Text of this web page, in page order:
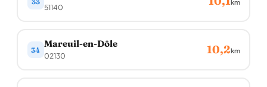
51140
km
34
Mareuil-en-Dôle
02130 10,2km